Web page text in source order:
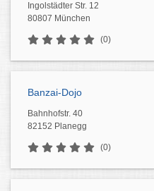
Ingolstädter Str. 12
80807 München
(0)
Banzai-Dojo
Bahnhofstr. 40
82152 Planegg
(0)